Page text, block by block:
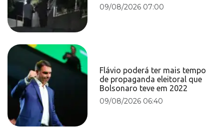
09/08/2026 07:00
Flávio poderá ter mais tempo
de propaganda eleitoral que
Bolsonaro teve em 2022
09/08/2026 06:40